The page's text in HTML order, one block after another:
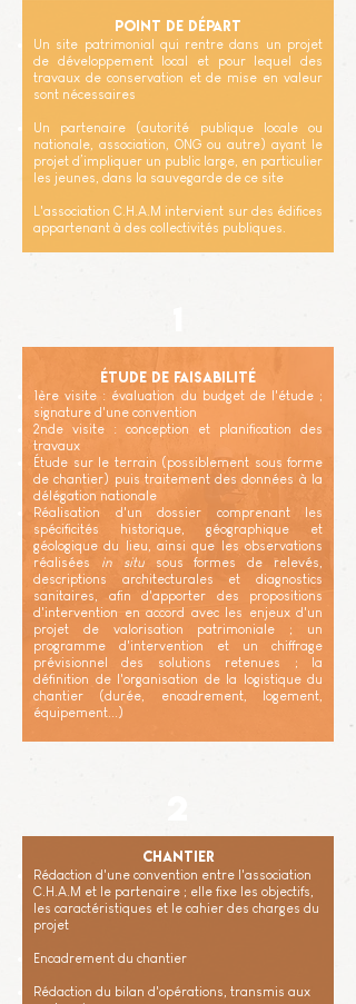
Point de départ
Un site patrimonial qui rentre dans un projet
de développement local et pour lequel des
travaux de conservation et de mise en valeur
sont nécessaires
Un partenaire (autorité publique locale ou
nationale, association, ONG ou autre) ayant le
projet d’impliquer un public large, en particulier
les jeunes, dans la sauvegarde de ce site
L'association C.H.A.M intervient sur des édifices
appartenant à des collectivités publiques.
Étude de faisabilité
1ère visite : évaluation du budget de l'étude ;
signature d'une convention
2nde visite : conception et planification des
travaux
Étude sur le terrain (possiblement sous forme
de chantier) puis traitement des données à la
délégation nationale
Réalisation d'un dossier comprenant les
spécificités historique, géographique et
géologique du lieu, ainsi que les observations
réalisées in situsous formes de relevés,
descriptions architecturales et diagnostics
sanitaires, afin d'apporter des propositions
d'intervention en accord avec les enjeux d'un
projet de valorisation patrimoniale ; un
programme d'intervention et un chiffrage
prévisionnel des solutions retenues ; la
définition de l'organisation de la logistique du
chantier (durée, encadrement, logement,
équipement...)
Chantier
Rédaction d'une convention entre l'association
C.H.A.M et le partenaire ; elle fixe les objectifs,
les caractéristiques et le cahier des charges du
projet
Encadrement du chantier
Rédaction du bilan d'opérations, transmis aux